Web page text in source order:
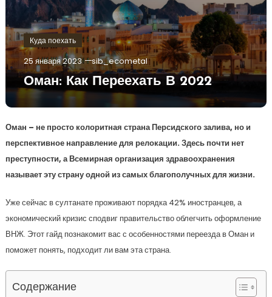
Куда поехать
25 января 2023 sib_ecometal
Оман: Как Переехать В 2022
Оман – не просто колоритная страна Персидского залива, но и
перспективное направление для релокации. Здесь почти нет
преступности, а Всемирная организация здравоохранения
называет эту страну одной из самых благополучных для жизни.
Уже сейчас в султанате проживают порядка 42% иностранцев, а
экономический кризис сподвиг правительство облегчить оформление
ВНЖ. Этот гайд познакомит вас с особенностями переезда в Оман и
поможет понять, подходит ли вам эта страна.
Содержание